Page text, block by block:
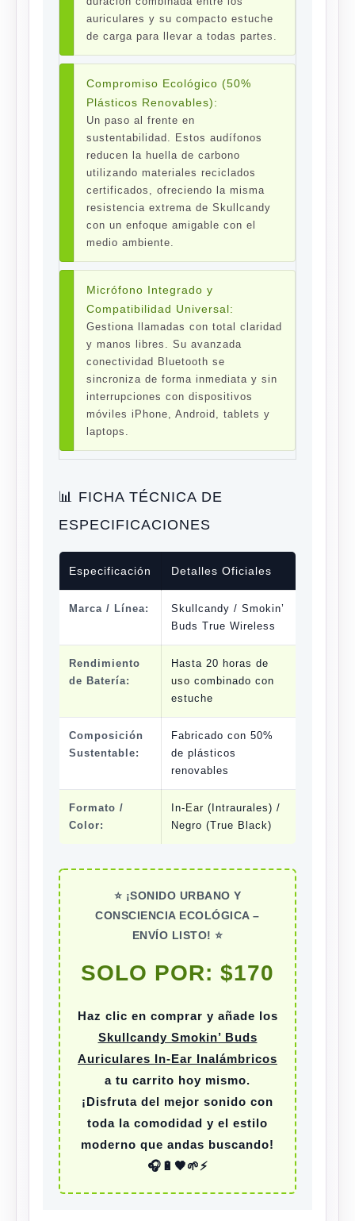
auriculares y su compacto estuche
de carga para llevar a todas partes.
Compromiso Ecológico (50%
Plásticos Renovables):
Un paso al frente en
sustentabilidad. Estos audífonos
reducen la huella de carbono
utilizando materiales reciclados
certificados, ofreciendo la misma
resistencia extrema de Skullcandy
con un enfoque amigable con el
medio ambiente.
Micrófono Integrado y
Compatibilidad Universal:
Gestiona llamadas con total claridad
y manos libres. Su avanzada
conectividad Bluetooth se
sincroniza de forma inmediata y sin
interrupciones con dispositivos
móviles iPhone, Android, tablets y
laptops.
📊 FICHA TÉCNICA DE
ESPECIFICACIONES
Especificación Detalles Oficiales
Marca / Línea:
Skullcandy / Smokin’
Buds True Wireless
Rendimiento
de Batería:
Hasta 20 horas de
uso combinado con
estuche
Composición
Sustentable:
Fabricado con 50%
de plásticos
renovables
Formato /
Color:
In- Ear (Intraurales) /
Negro (True Black)
⭐ ¡SONIDO URBANO Y
CONSCIENCIA ECOLÓGICA –
ENVÍO LISTO! ⭐
SOLO POR: $170
Haz clic en comprar y añade los
Skullcandy Smokin’ Buds
Auriculares In-Ear Inalámbricos
a tu carrito hoy mismo.
¡Disfruta del mejor sonido con
toda la comodidad y el estilo
moderno que andas buscando!
🎧🔋🖤🌱⚡